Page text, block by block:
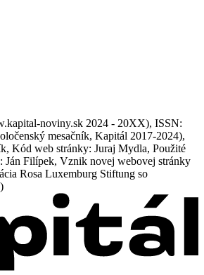
noviny.sk 2024 - 20XX), ISSN:
mesačník, Kapitál 2017-2024),
Kód web stránky: Juraj Mydla, Použité
Ján Filípek, Vznik novej webovej stránky
Rosa Luxemburg Stiftung so